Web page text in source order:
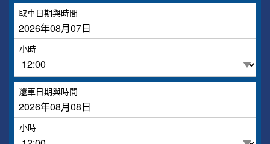
取車日期與時間
小時
還車日期與時間
小時